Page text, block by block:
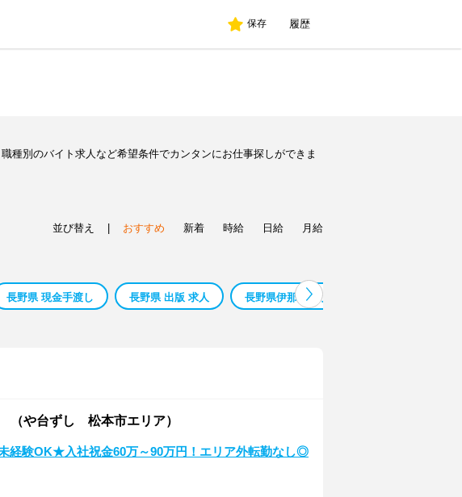
保存 履歴
種別のバイト求人など希望条件でカンタンにお仕事探しができま
並び替え おすすめ 新着 時給 日給 月給
長野県 現金手渡し 長野県 出版 求人 長野県伊那市 求人
や台ずし 松本市エリア）
未経験OK★入社祝金60万～90万円！エリア外転勤なし◎